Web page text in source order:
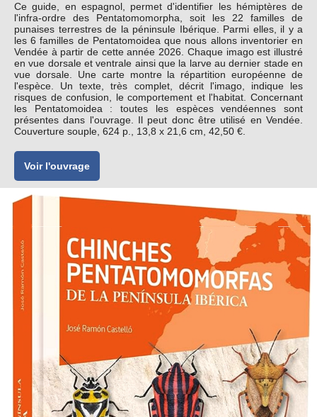
Ce guide, en espagnol, permet d'identifier les hémiptères de
l'infra-ordre des Pentatomomorpha, soit les 22 familles de
punaises terrestres de la péninsule Ibérique. Parmi elles, il y a
les 6 familles de Pentatomoidea que nous allons inventorier en
Vendée à partir de cette année 2026. Chaque imago est illustré
en vue dorsale et ventrale ainsi que la larve au dernier stade en
vue dorsale. Une carte montre la répartition européenne de
l'espèce. Un texte, très complet, décrit l'imago, indique les
risques de confusion, le comportement et l'habitat. Concernant
les Pentatomoidea : toutes les espèces vendéennes sont
présentes dans l'ouvrage. Il peut donc être utilisé en Vendée.
Couverture souple, 624 p., 13,8 x 21,6 cm, 42,50 €.
Voir l'ouvrage